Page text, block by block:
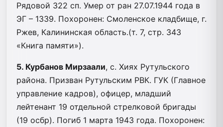
Рядовой 322 сп. Умер от ран 27.07.1944 года в
ЭГ – 1339. Похоронен: Смоленское кладбище, г.
Ржев, Калининская область.(т. 7, стр. 343
«Книга памяти»).
5. Курбанов Мирзаали, с. Хиях Рутульского
района. Призван Рутульским РВК. ГУК (Главное
управление кадров), офицер, младший
лейтенант 19 отдельной стрелковой бригады
(19 осбр). Погиб 1 марта 1943 года. Похоронен: